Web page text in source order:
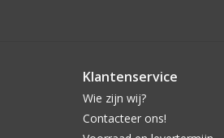
Klantenservice
Wie zijn wij?
Contacteer ons!